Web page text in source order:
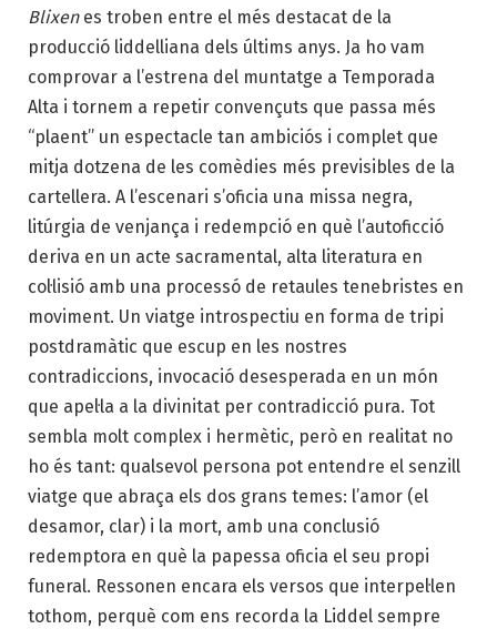
Blixen es troben entre el més destacat de la
producció liddelliana dels últims anys. Ja ho vam
comprovar a l’estrena del muntatge a Temporada
Alta i tornem a repetir convençuts que passa més
“plaent” un espectacle tan ambiciós i complet que
mitja dotzena de les comèdies més previsibles de la
cartellera. A l’escenari s’oficia una missa negra,
litúrgia de venjança i redempció en què l’autoficció
deriva en un acte sacramental, alta literatura en
col·lisió amb una processó de retaules tenebristes en
moviment. Un viatge introspectiu en forma de tripi
postdramàtic que escup en les nostres
contradiccions, invocació desesperada en un món
que apel·la a la divinitat per contradicció pura. Tot
sembla molt complex i hermètic, però en realitat no
ho és tant: qualsevol persona pot entendre el senzill
viatge que abraça els dos grans temes: l’amor (el
desamor, clar) i la mort, amb una conclusió
redemptora en què la papessa oficia el seu propi
funeral. Ressonen encara els versos que interpel·len
tothom, perquè com ens recorda la Liddel sempre